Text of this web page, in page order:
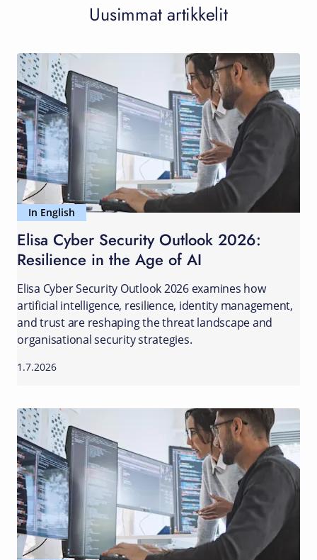
Uusimmat artikkelit
In English
Elisa Cyber Security Outlook 2026:
Resilience in the Age of AI
Elisa Cyber Security Outlook 2026 examines how
artificial intelligence, resilience, identity management,
and trust are reshaping the threat landscape and
organisational security strategies.
1.7.2026